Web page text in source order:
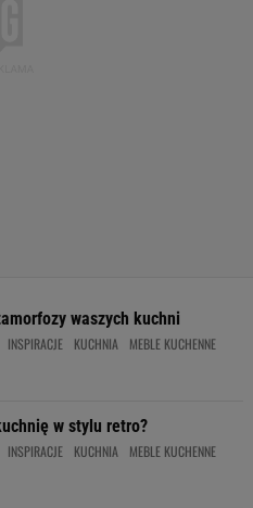
waszych kuchni
INSPIRACJE KUCHNIA MEBLE KUCHENNE
w stylu retro?
INSPIRACJE KUCHNIA MEBLE KUCHENNE